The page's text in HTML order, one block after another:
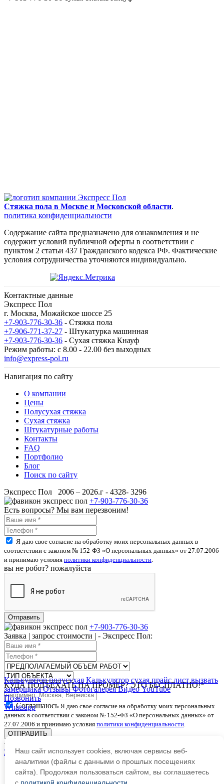
Стяжка пола в Москве и Московской области.
политика конфиденциальности
Содержание сайта предназначено для ознакомления и не
содержит условий публичной оферты в соответствии с
пунктом 2 статьи 437 Гражданского кодекса РФ. Фактические
условия сотрудничества уточняются индивидуально.
Контактные данные
Экспресс Пол
г. Москва, Можайское шоссе 25
+7-903-776-30-36 - Стяжка пола
+7-906-771-37-27 - Штукатурка машинная
+7-903-776-30-36 - Сухая стяжка Кнауф
Режим работы: с 8.00 - 22.00 без выходных
info@express-pol.ru
Навигация по сайту
О компании
Цены
Полусухая стяжка
Сухая стяжка
Штукатурные работы
Контакты
FAQ
Портфолио
Блог
Поиск по сайту
Экспресс Пол 2006 – 2026.г - 4328- 3296
+7-903-776-30-36
Есть вопросы? Мы вам перезвоним!
Я даю свое согласие на обработку моих персональных данных в
соответствии с законом № 152-ФЗ «О персональных данных» от 27.07.2006
и принимаю условия политики конфиденциальности.
вы не робот? пожалуйста
+7-903-776-30-36
Заявка | запрос стоимости | - Экспресс Пол:
КУДА ПОДЪЕХАТЬ НА ПРОМЕР? ЭТО БЕСПЛАТНО!*
Соглашаюсь Я даю свое согласие на обработку моих персональных
данных в соответствии с законом № 152-ФЗ «О персональных данных» от
27.07.2006 и принимаю условия политики конфиденциальности.
ОТПРАВИТЬ
Закрыть
Калькулятор полусухая Калькулятор сухая прайс лист вызвать
замерщика Отзывы Фотогалерея Видео YouTube
Позвонить
Whatsapp
Наш сайт использует cookies, включая сервисы веб-
аналитики (файлы с данными о прошлых посещениях
сайта). Продолжая пользоваться сайтом, вы соглашаетесь